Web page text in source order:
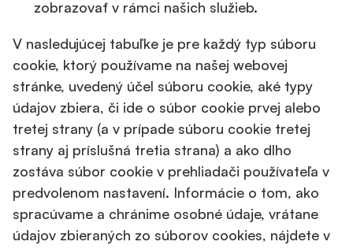
zobrazovať v rámci našich služieb.
V nasledujúcej tabuľke je pre každý typ súboru
cookie, ktorý používame na našej webovej
stránke, uvedený účel súboru cookie, aké typy
údajov zbiera, či ide o súbor cookie prvej alebo
tretej strany (a v prípade súboru cookie tretej
strany aj príslušná tretia strana) a ako dlho
zostáva súbor cookie v prehliadači používateľa v
predvolenom nastavení. Informácie o tom, ako
spracúvame a chránime osobné údaje, vrátane
údajov zbieraných zo súborov cookies, nájdete v